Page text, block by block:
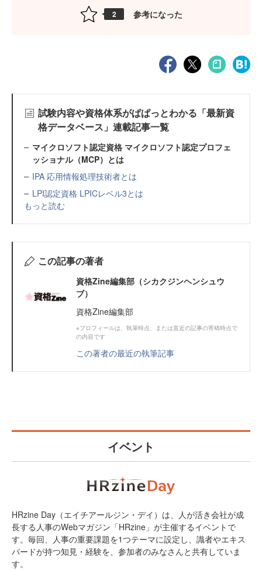
2 参考になった
試験内容や資格体系がぱぱっとわかる「最新資
格データベース」連載記事一覧
マイクロソフト認定資格 マイクロソフト認定プロフェ
ッショナル（MCP）とは
IPA 応用情報処理技術者とは
LPI認定資格 LPICレベル3とは
もっと読む
この記事の著者
資格Zine編集部（シカクジンヘンシュウ
ブ）
資格Zine編集部
※プロフィールは、執筆時点、または直近の記事の寄稿時点で
の内容です
この著者の最近の執筆記事
イベント
HRzine Day（エイチアールジン・デイ）は、人が活き会社が成
長する人事のWebマガジン「HRzine」が主催するイベントで
す。毎回、人事の重要課題を1つテーマに設定し、識者やエキス
パードが持つ知見・経験を、参加者のみなさんと共有していま
す。